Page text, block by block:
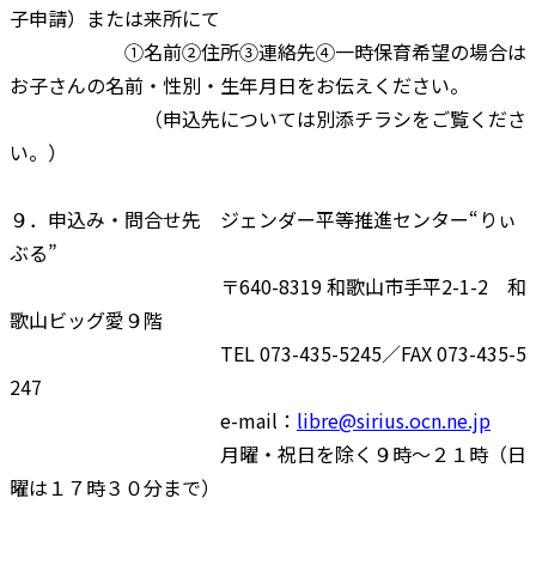
子申請）または来所にて
①名前②住所③連絡先④一時保育希望の場合は
お子さんの名前・性別・生年月日をお伝えください。
（申込先については別添チラシをご覧くださ
い。）
９．申込み・問合せ先 ジェンダー平等推進センター“りぃ
ぶる”
〒640-8319 和歌山市手平2-1-2 和
歌山ビッグ愛９階
TEL 073-435-5245／FAX 073-435-5
247
e-mail： libre@sirius.ocn.ne.jp
月曜・祝日を除く９時～２１時（日
曜は１７時３０分まで）